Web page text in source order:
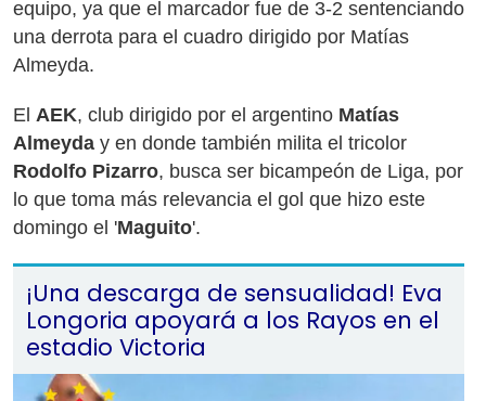
equipo, ya que el marcador fue de 3-2 sentenciando
una derrota para el cuadro dirigido por Matías
Almeyda.
El AEK, club dirigido por el argentino Matías
Almeyda y en donde también milita el tricolor
Rodolfo Pizarro, busca ser bicampeón de Liga, por
lo que toma más relevancia el gol que hizo este
domingo el 'Maguito'.
¡Una descarga de sensualidad! Eva
Longoria apoyará a los Rayos en el
estadio Victoria